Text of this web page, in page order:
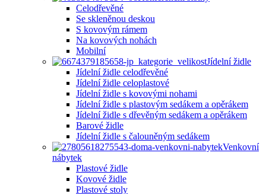
Celodřevěné
Se skleněnou deskou
S kovovým rámem
Na kovových nohách
Mobilní
Jídelní židle
Jídelní židle celodřevěné
Jídelní židle celoplastové
Jídelní židle s kovovými nohami
Jídelní židle s plastovým sedákem a opěrákem
Jídelní židle s dřevěným sedákem a opěrákem
Barové židle
Jídelní židle s čalouněným sedákem
Venkovní
nábytek
Plastové židle
Kovové židle
Plastové stoly